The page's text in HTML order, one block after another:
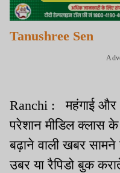
Tanushree Sen
Ranchi : महंगाई और
परेशान मीडिल क्लास
बढ़ाने वाली खबर
उबर या रैपिडो बुक